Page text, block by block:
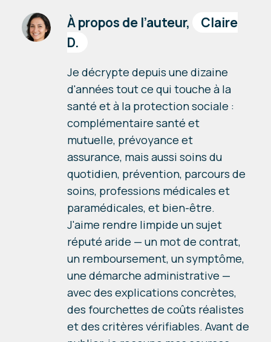
À propos de l’auteur,
Claire
D.
Je décrypte depuis une dizaine
d'années tout ce qui touche à la
santé et à la protection sociale :
complémentaire santé et
mutuelle, prévoyance et
assurance, mais aussi soins du
quotidien, prévention, parcours de
soins, professions médicales et
paramédicales, et bien-être.
J'aime rendre limpide un sujet
réputé aride — un mot de contrat,
un remboursement, un symptôme,
une démarche administrative —
avec des explications concrètes,
des fourchettes de coûts réalistes
et des critères vérifiables. Avant de